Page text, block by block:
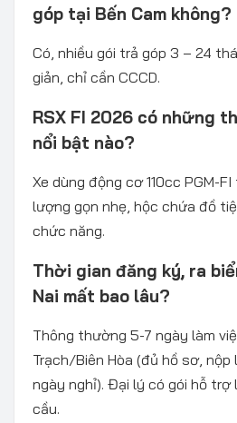
góp tại Bến Cam không?
Có, nhiều gói trả góp 3 – 24
giản, chỉ cần CCCD.
RSX FI 2026 có những
nổi bật nào?
Xe dùng động cơ 110cc PGM-
lượng gọn nhẹ, hộc chứa đồ
chức năng.
Thời gian đăng ký, ra
Nai mất bao lâu?
Thông thường 5-7 ngày làm
Trạch/Biên Hòa (đủ hồ sơ, nộp
ngày nghỉ). Đại lý có gói hỗ trợ
cầu.